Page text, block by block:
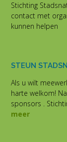
Stichting
contact met
kunnen helpen
STEUN
Als u wilt
harte welkom!
sponsors .
meer